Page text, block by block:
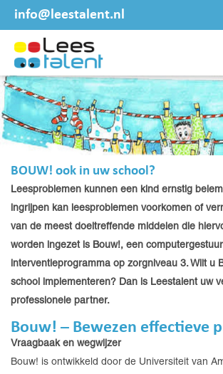
info@leestalent.nl
BOUW! ook in uw school?
Leesproblemen kunnen een kind ernstig
ingrijpen kan leesproblemen voorkomen of
van de meest doeltreffende middelen die
worden ingezet is Bouw!, een
interventieprogramma op zorgniveau 3. Wilt u
school implementeren? Dan is Leestalent uw
professionele partner.
Bouw! – Bewezen effectieve
Vraagbaak en wegwijzer
Bouw! is ontwikkeld door de Universiteit van